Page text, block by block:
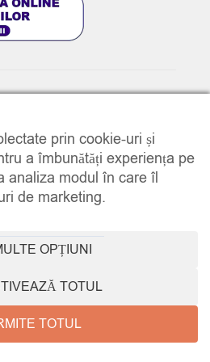
prin cookie-uri și
a îmbunătăți experiența pe
analiza modul în care îl
de marketing.
OPȚIUNI
TOTUL
TOTUL
(0)
COMPARE